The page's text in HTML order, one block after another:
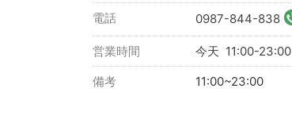
電話 0987-844-838
営業時間
今天 11:00-23:00
備考
11:00~23:00